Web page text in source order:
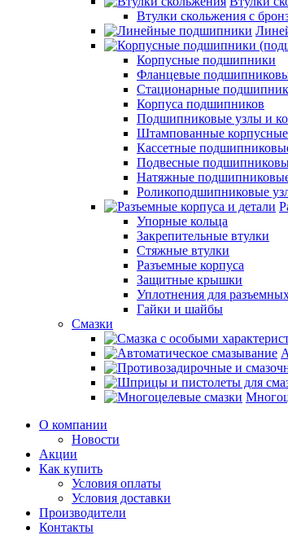
Втулки скольжения с
Корпусные подшипники
Фланцевые
Стационарные
Корпуса подшипников
Подшипниковые узлы и
Штампованные
Кассетные
Подвесные
Натяжные
Роликоподшипниковые
Упорные кольца
Закрепительные втулки
Стяжные втулки
Разъемные корпуса
Защитные крышки
Уплотнения для
Гайки и шайбы
Смазки
О компании
Новости
Акции
Как купить
Условия оплаты
Условия доставки
Производители
Контакты